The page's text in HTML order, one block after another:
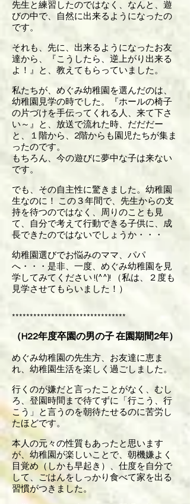
先生と練習したのではなく、なんと、遊
びの中で、自然に出来るようになったの
です。
それも、先に、出来るようになったお友
達から、『こうしたら、逆上がり出来る
よ！』と、教えてもらっていました。
私たちが、めぐみ幼稚園を選んだのは、
幼稚園見学の時でした。『ホールの椅子
の片づけを手伝ってくれる人、来て下さ
い～』と、放送で流れた時、だだだー
と、１階から、2階からも園児たちが集ま
ったのです。
もちろん、今の遊びに夢中な子は来ない
です。
でも、その自主性に驚きました。幼稚園
生なのに！ この３年間で、先生からの支
持を待つのではなく、周りのことも見
て、自分で考えて行動できる子供に、成
長できたのではないでしょうか・・・
幼稚園選びでお悩みのママ、パパ
へ・・・是非、一度、めぐみ幼稚園を見
学してみてください !(^^)! （私は、２度も
見学させてもらいました！）
********************************
（H22年度卒園の男の子 在園期間2年）
めぐみ幼稚園の先生方、お友達に恵ま
れ、幼稚園生活を楽しく過ごしました。
行くのが嫌だと言ったことがなく、むし
ろ、登園時間まで待てずに「行こう、行
こう」と言うのを朝待たせるのに苦労し
たほどです。
本人の元々の性質もあったと思います
が、幼稚園が楽しいことで、朝機嫌よく
目覚め（しかも早起き）、仕度を自分で
して、ごはんをしっかり食べて家を出る
習慣がつきました。